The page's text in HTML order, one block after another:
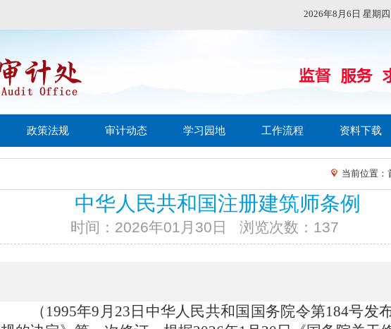
2026年8月6日 星期四
政策法规 审计动态 学习园地 工作流程 资料下载
当前位置：
中华人民共和国注册建筑师条例
时间：2026年01月30日 浏览次数： 137
（ 1995年9月23日中华人民共和国国务院令第184号发